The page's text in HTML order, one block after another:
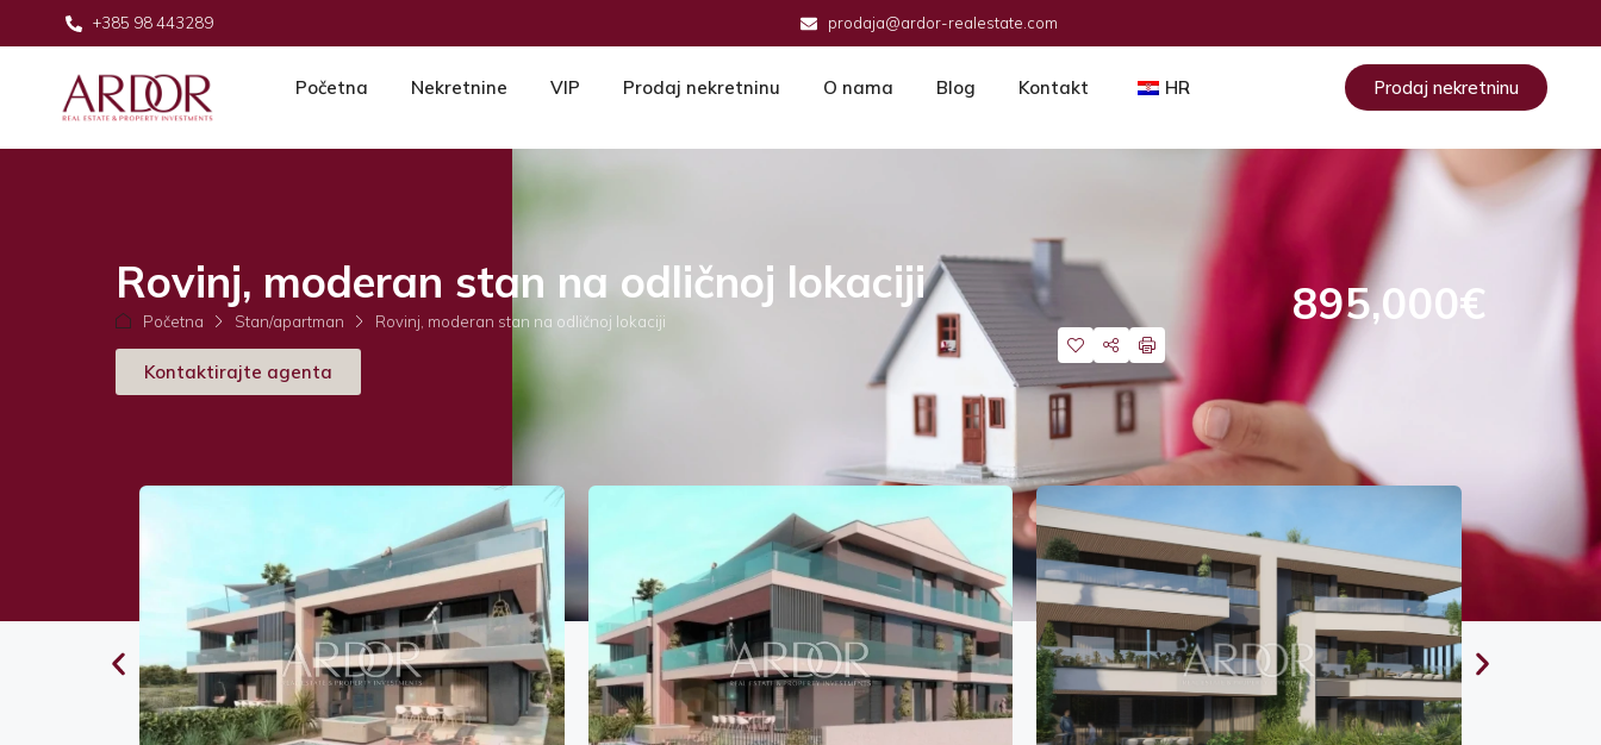
+385 98 443289 prodaja@ardor-realestate.com
Početna Nekretnine VIP Prodaj nekretninu O nama Blog Kontakt HR Prodaj nekretninu
Rovinj, moderan stan na odličnoj lokaciji
Početna Stan/apartman Rovinj, moderan stan na odličnoj lokaciji
Kontaktirajte agenta
895,000€